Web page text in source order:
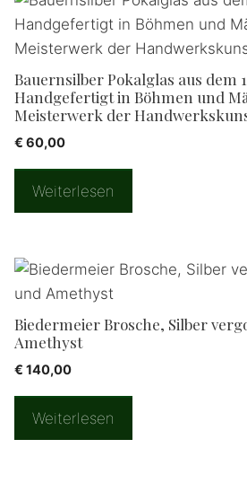
Bauernsilber Pokalglas aus dem
Handgefertigt in Böhmen und
Meisterwerk der
€ 60,00
Weiterlesen
Biedermeier Brosche, Silber
Amethyst
€ 140,00
Weiterlesen